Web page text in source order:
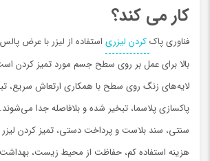
کار می کند؟
فناوری پاککردن لیزری استفاده از لیزر با عرض
بالا برای عمل بر روی سطح جسم مورد تمیز کردن
لایه‌های زنگ‌ روی سطح با همكاري ارتعاش سریع،
پاکسازی پلاسما، تبخیر شده و بلافاصله جدا
سنتی، سند بلاست و پرداخت دستی، تمیز کردن لیزر
هزینه استفاده کم، حفاظت از محیط زیست،